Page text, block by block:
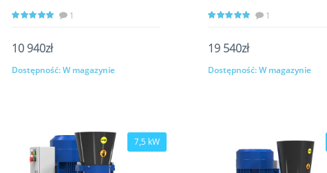
1
10 940zł
Kup
Dostępność:W magazynie
1
19 540zł
Kup
Dostępność:W magazynie
7,5 kW